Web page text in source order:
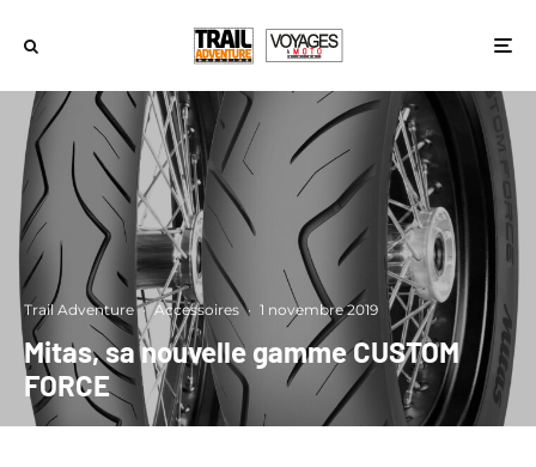
Trail Adventure · Accessoires · 1 novembre 2019
Mitas, sa nouvelle gamme CUSTOM
FORCE